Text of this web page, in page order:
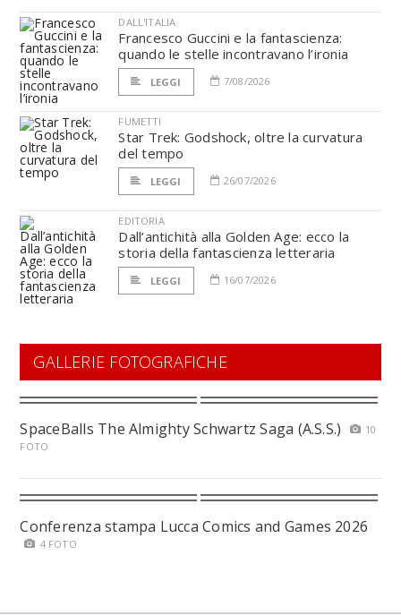
DALL'ITALIA
Francesco Guccini e la fantascienza:
quando le stelle incontravano l’ironia
LEGGI 7/08/2026
FUMETTI
Star Trek: Godshock, oltre la curvatura
del tempo
LEGGI 26/07/2026
EDITORIA
Dall’antichità alla Golden Age: ecco la
storia della fantascienza letteraria
LEGGI 16/07/2026
GALLERIE FOTOGRAFICHE
SpaceBalls The Almighty Schwartz Saga (A.S.S.)
10
FOTO
Conferenza stampa Lucca Comics and Games 2026
4 FOTO